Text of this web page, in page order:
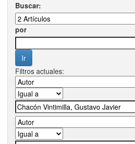
Buscar:
por
Filtros actuales: